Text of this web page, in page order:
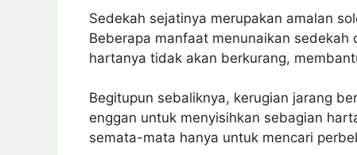
Sedekah sejatinya merupakan amalan
Beberapa manfaat menunaikan
hartanya tidak akan berkurang,
Begitupun sebaliknya, kerugian jarang
enggan untuk menyisihkan sebagian
semata-mata hanya untuk mencari